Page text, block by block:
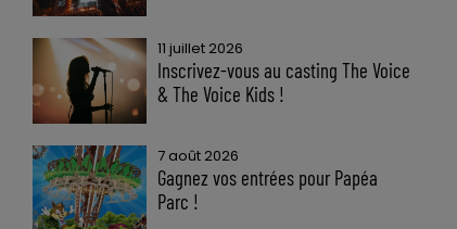
11 juillet 2026
Inscrivez-vous au casting The Voice
& The Voice Kids !
7 août 2026
Gagnez vos entrées pour Papéa
Parc !